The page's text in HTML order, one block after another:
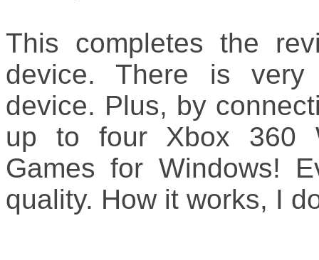
This completes the
device. There is very
device. Plus, by
up to four Xbox 360
Games for Windows!
quality. How it works, I